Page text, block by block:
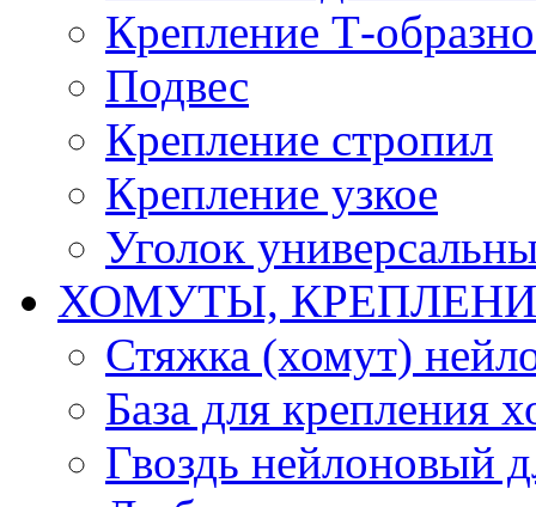
Крепление Т-
Подвес
Крепление стропил
Крепление узкое
Уголок
ХОМУТЫ,
Стяжка (хомут)
База для крепления
Гвоздь нейлоновый